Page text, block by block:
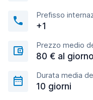
Prefisso
+1
Prezzo medio
80 € al giorno
Durata media
10 giorni